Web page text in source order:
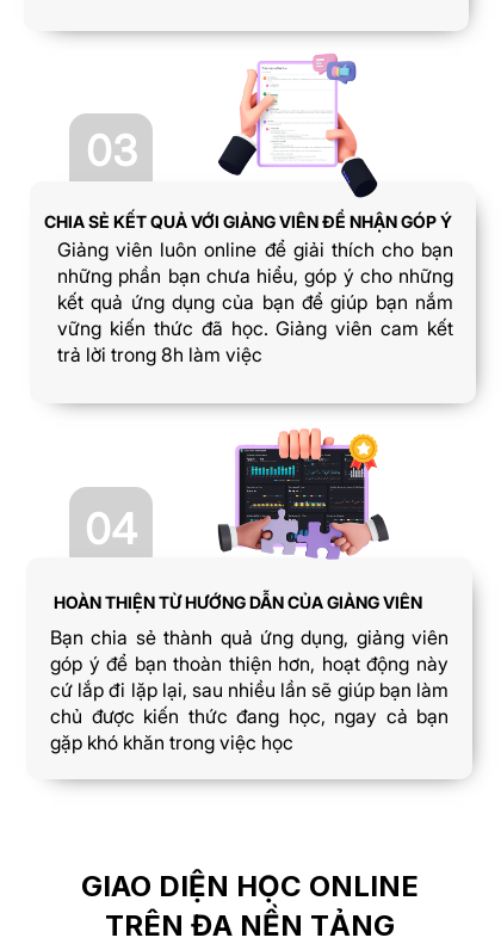
03
CHIA SẺ KẾT QUẢ VỚI GIẢNG VIÊN ĐỂ NHẬN GÓP Ý
Giảng viên luôn online để giải thích cho bạn
những phần bạn chưa hiểu, góp ý cho những
kết quả ứng dụng của bạn để giúp bạn nắm
vững kiến thức đã học. Giảng viên cam kết
trả lời trong 8h làm việc
04
HOÀN THIỆN TỪ HƯỚNG DẪN CỦA GIẢNG VIÊN
Bạn chia sẻ thành quả ứng dụng, giảng viên
góp ý để bạn thoàn thiện hơn, hoạt động này
cứ lắp đi lặp lại, sau nhiều lần sẽ giúp bạn làm
chủ được kiến thức đang học, ngay cả bạn
gặp khó khăn trong việc học
GIAO DIỆN HỌC ONLINE
TRÊN ĐA NỀN TẢNG